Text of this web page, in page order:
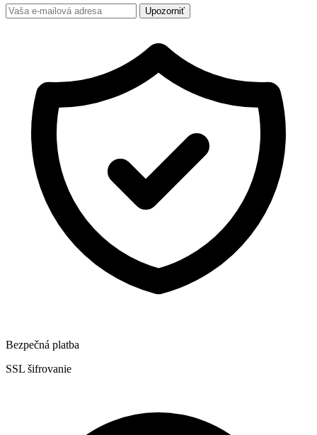
Upozorniť
Bezpečná platba
SSL šifrovanie